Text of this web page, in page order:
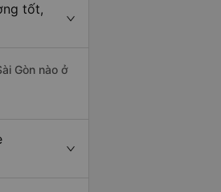
tốt,
Gòn nào ở